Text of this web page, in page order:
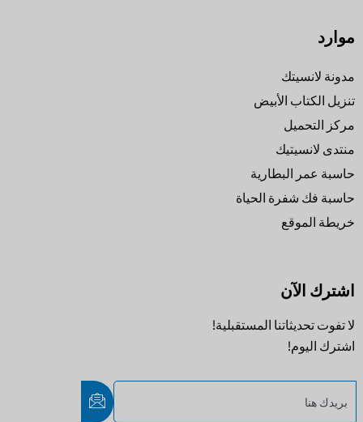
موارد
مدونة لانسيتك
تنزيل الكتاب الأبيض
مركز التحميل
منتدى لانسيتيك
حاسبة عمر البطارية
حاسبة فك شفرة الحياة
خريطة الموقع
اشترك الآن
لا تفوت تحديثاتنا المستقبلية!
اشترك اليوم!